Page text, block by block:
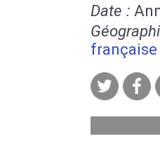
Date :
française